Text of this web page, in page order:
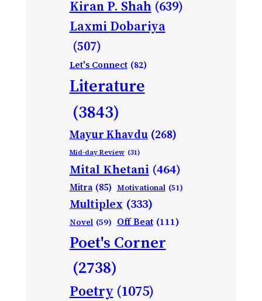
Kiran P. Shah (639)
Laxmi Dobariya
(507)
Let's Connect (82)
Literature
(3843)
Mayur Khavdu (268)
Mid-day Review (31)
Mital Khetani (464)
Mitra (85) Motivational (51)
Multiplex (333)
Novel (59) Off Beat (111)
Poet's Corner
(2738)
Poetry (1075)